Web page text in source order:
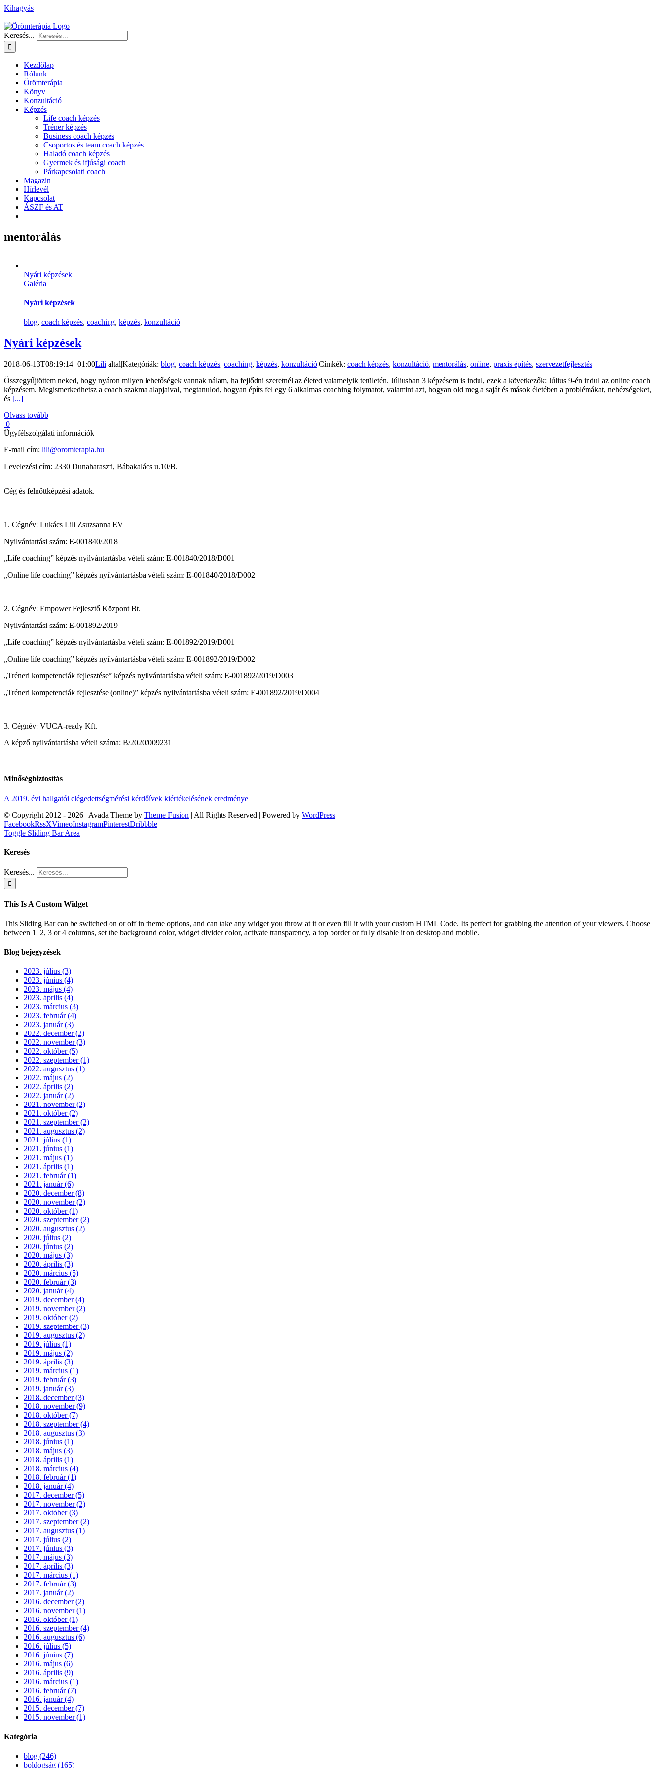
Kihagyás
Keresés...
Kezdőlap
Rólunk
Örömterápia
Könyv
Konzultáció
Képzés
Life coach képzés
Tréner képzés
Business coach képzés
Csoportos és team coach képzés
Haladó coach képzés
Gyermek és ifjúsági coach
Párkapcsolati coach
Magazin
Hírlevél
Kapcsolat
ÁSZF és AT
mentorálás
Nyári képzések
Galéria
Nyári képzések
blog, coach képzés, coaching, képzés, konzultáció
Nyári képzések
2018-06-13T08:19:14+01:00Lili által|Kategóriák: blog, coach képzés, coaching, képzés, konzultáció|Címkék: coach képzés, konzultáció, mentorálás, online, praxis építés, szervezetfejlesztés|
Összegyűjtöttem neked, hogy nyáron milyen lehetőségek vannak nálam, ha fejlődni szeretnél az életed valamelyik területén. Júliusban 3 képzésem is indul, ezek a következők: Július 9-én indul az online coach
képzésem. Megismerkedhetsz a coach szakma alapjaival, megtanulod, hogyan építs fel egy 6 alkalmas coaching folymatot, valamint azt, hogyan old meg a saját és mások életében a problémákat, nehézségeket,
és [...]
Olvass tovább
0
Ügyfélszolgálati információk
E-mail cím: lili@oromterapia.hu
Levelezési cím: 2330 Dunaharaszti, Bábakalács u.10/B.
Cég és felnőttképzési adatok.
1. Cégnév: Lukács Lili Zsuzsanna EV
Nyilvántartási szám: E-001840/2018
„Life coaching” képzés nyilvántartásba vételi szám: E-001840/2018/D001
„Online life coaching” képzés nyilvántartásba vételi szám: E-001840/2018/D002
2. Cégnév: Empower Fejlesztő Központ Bt.
Nyilvántartási szám: E-001892/2019
„Life coaching” képzés nyilvántartásba vételi szám: E-001892/2019/D001
„Online life coaching” képzés nyilvántartásba vételi szám: E-001892/2019/D002
„Tréneri kompetenciák fejlesztése” képzés nyilvántartásba vételi szám: E-001892/2019/D003
„Tréneri kompetenciák fejlesztése (online)” képzés nyilvántartásba vételi szám: E-001892/2019/D004
3. Cégnév: VUCA-ready Kft.
A képző nyilvántartásba vételi száma: B/2020/009231
Minőségbiztosítás
A 2019. évi hallgatói elégedettségmérési kérdőívek kiértékelésének eredménye
© Copyright 2012 - 2026 | Avada Theme by Theme Fusion | All Rights Reserved | Powered by WordPress
FacebookRssXVimeoInstagramPinterestDribbble
Toggle Sliding Bar Area
Keresés
Keresés...
This Is A Custom Widget
This Sliding Bar can be switched on or off in theme options, and can take any widget you throw at it or even fill it with your custom HTML Code. Its perfect for grabbing the attention of your viewers. Choose
between 1, 2, 3 or 4 columns, set the background color, widget divider color, activate transparency, a top border or fully disable it on desktop and mobile.
Blog bejegyzések
2023. július (3)
2023. június (4)
2023. május (4)
2023. április (4)
2023. március (3)
2023. február (4)
2023. január (3)
2022. december (2)
2022. november (3)
2022. október (5)
2022. szeptember (1)
2022. augusztus (1)
2022. május (2)
2022. április (2)
2022. január (2)
2021. november (2)
2021. október (2)
2021. szeptember (2)
2021. augusztus (2)
2021. július (1)
2021. június (1)
2021. május (1)
2021. április (1)
2021. február (1)
2021. január (6)
2020. december (8)
2020. november (2)
2020. október (1)
2020. szeptember (2)
2020. augusztus (2)
2020. július (2)
2020. június (2)
2020. május (3)
2020. április (3)
2020. március (5)
2020. február (3)
2020. január (4)
2019. december (4)
2019. november (2)
2019. október (2)
2019. szeptember (3)
2019. augusztus (2)
2019. július (1)
2019. május (2)
2019. április (3)
2019. március (1)
2019. február (3)
2019. január (3)
2018. december (3)
2018. november (9)
2018. október (7)
2018. szeptember (4)
2018. augusztus (3)
2018. június (1)
2018. május (3)
2018. április (1)
2018. március (4)
2018. február (1)
2018. január (4)
2017. december (5)
2017. november (2)
2017. október (3)
2017. szeptember (2)
2017. augusztus (1)
2017. július (2)
2017. június (3)
2017. május (3)
2017. április (3)
2017. március (1)
2017. február (3)
2017. január (2)
2016. december (2)
2016. november (1)
2016. október (1)
2016. szeptember (4)
2016. augusztus (6)
2016. július (5)
2016. június (7)
2016. május (6)
2016. április (9)
2016. március (1)
2016. február (7)
2016. január (4)
2015. december (7)
2015. november (1)
Kategória
blog (246)
boldogság (165)